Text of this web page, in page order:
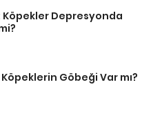
Köpekler Depresyonda
Köpeklerin Göbeği Var mı?